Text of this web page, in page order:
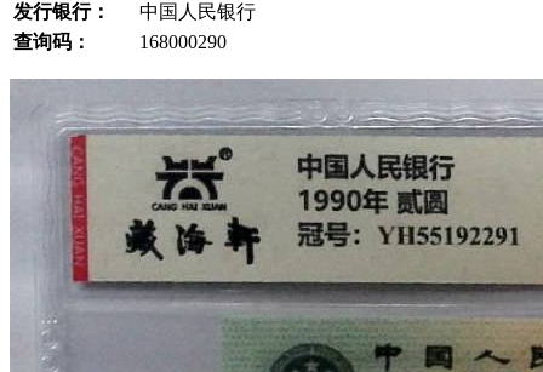
发行银行：
中国人民银行
查询码：
168000290